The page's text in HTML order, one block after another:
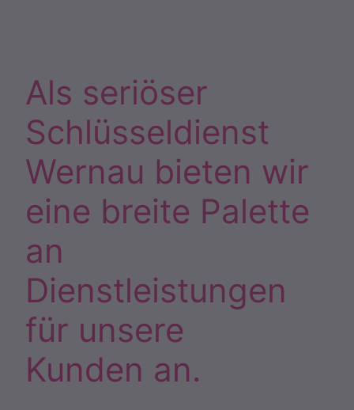
Als seriöser
Schlüsseldienst
Wernau bieten wir
eine breite Palette
an
Dienstleistungen
für unsere
Kunden an.